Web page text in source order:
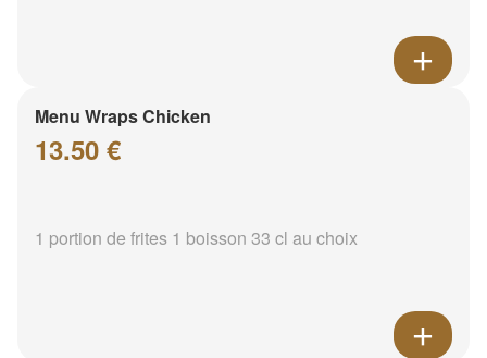
Menu Wraps Chicken
13.50 €
1 portion de frites 1 boisson 33 cl au choix